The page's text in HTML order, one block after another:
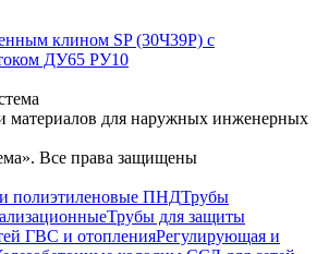
клином SP (30Ч39Р) с
ДУ65 РУ10
материалов для наружных инженерных
Все права защищены
полиэтиленовые ПНДТрубы
Трубы для защиты
ГВС и отопленияРегулирующая и